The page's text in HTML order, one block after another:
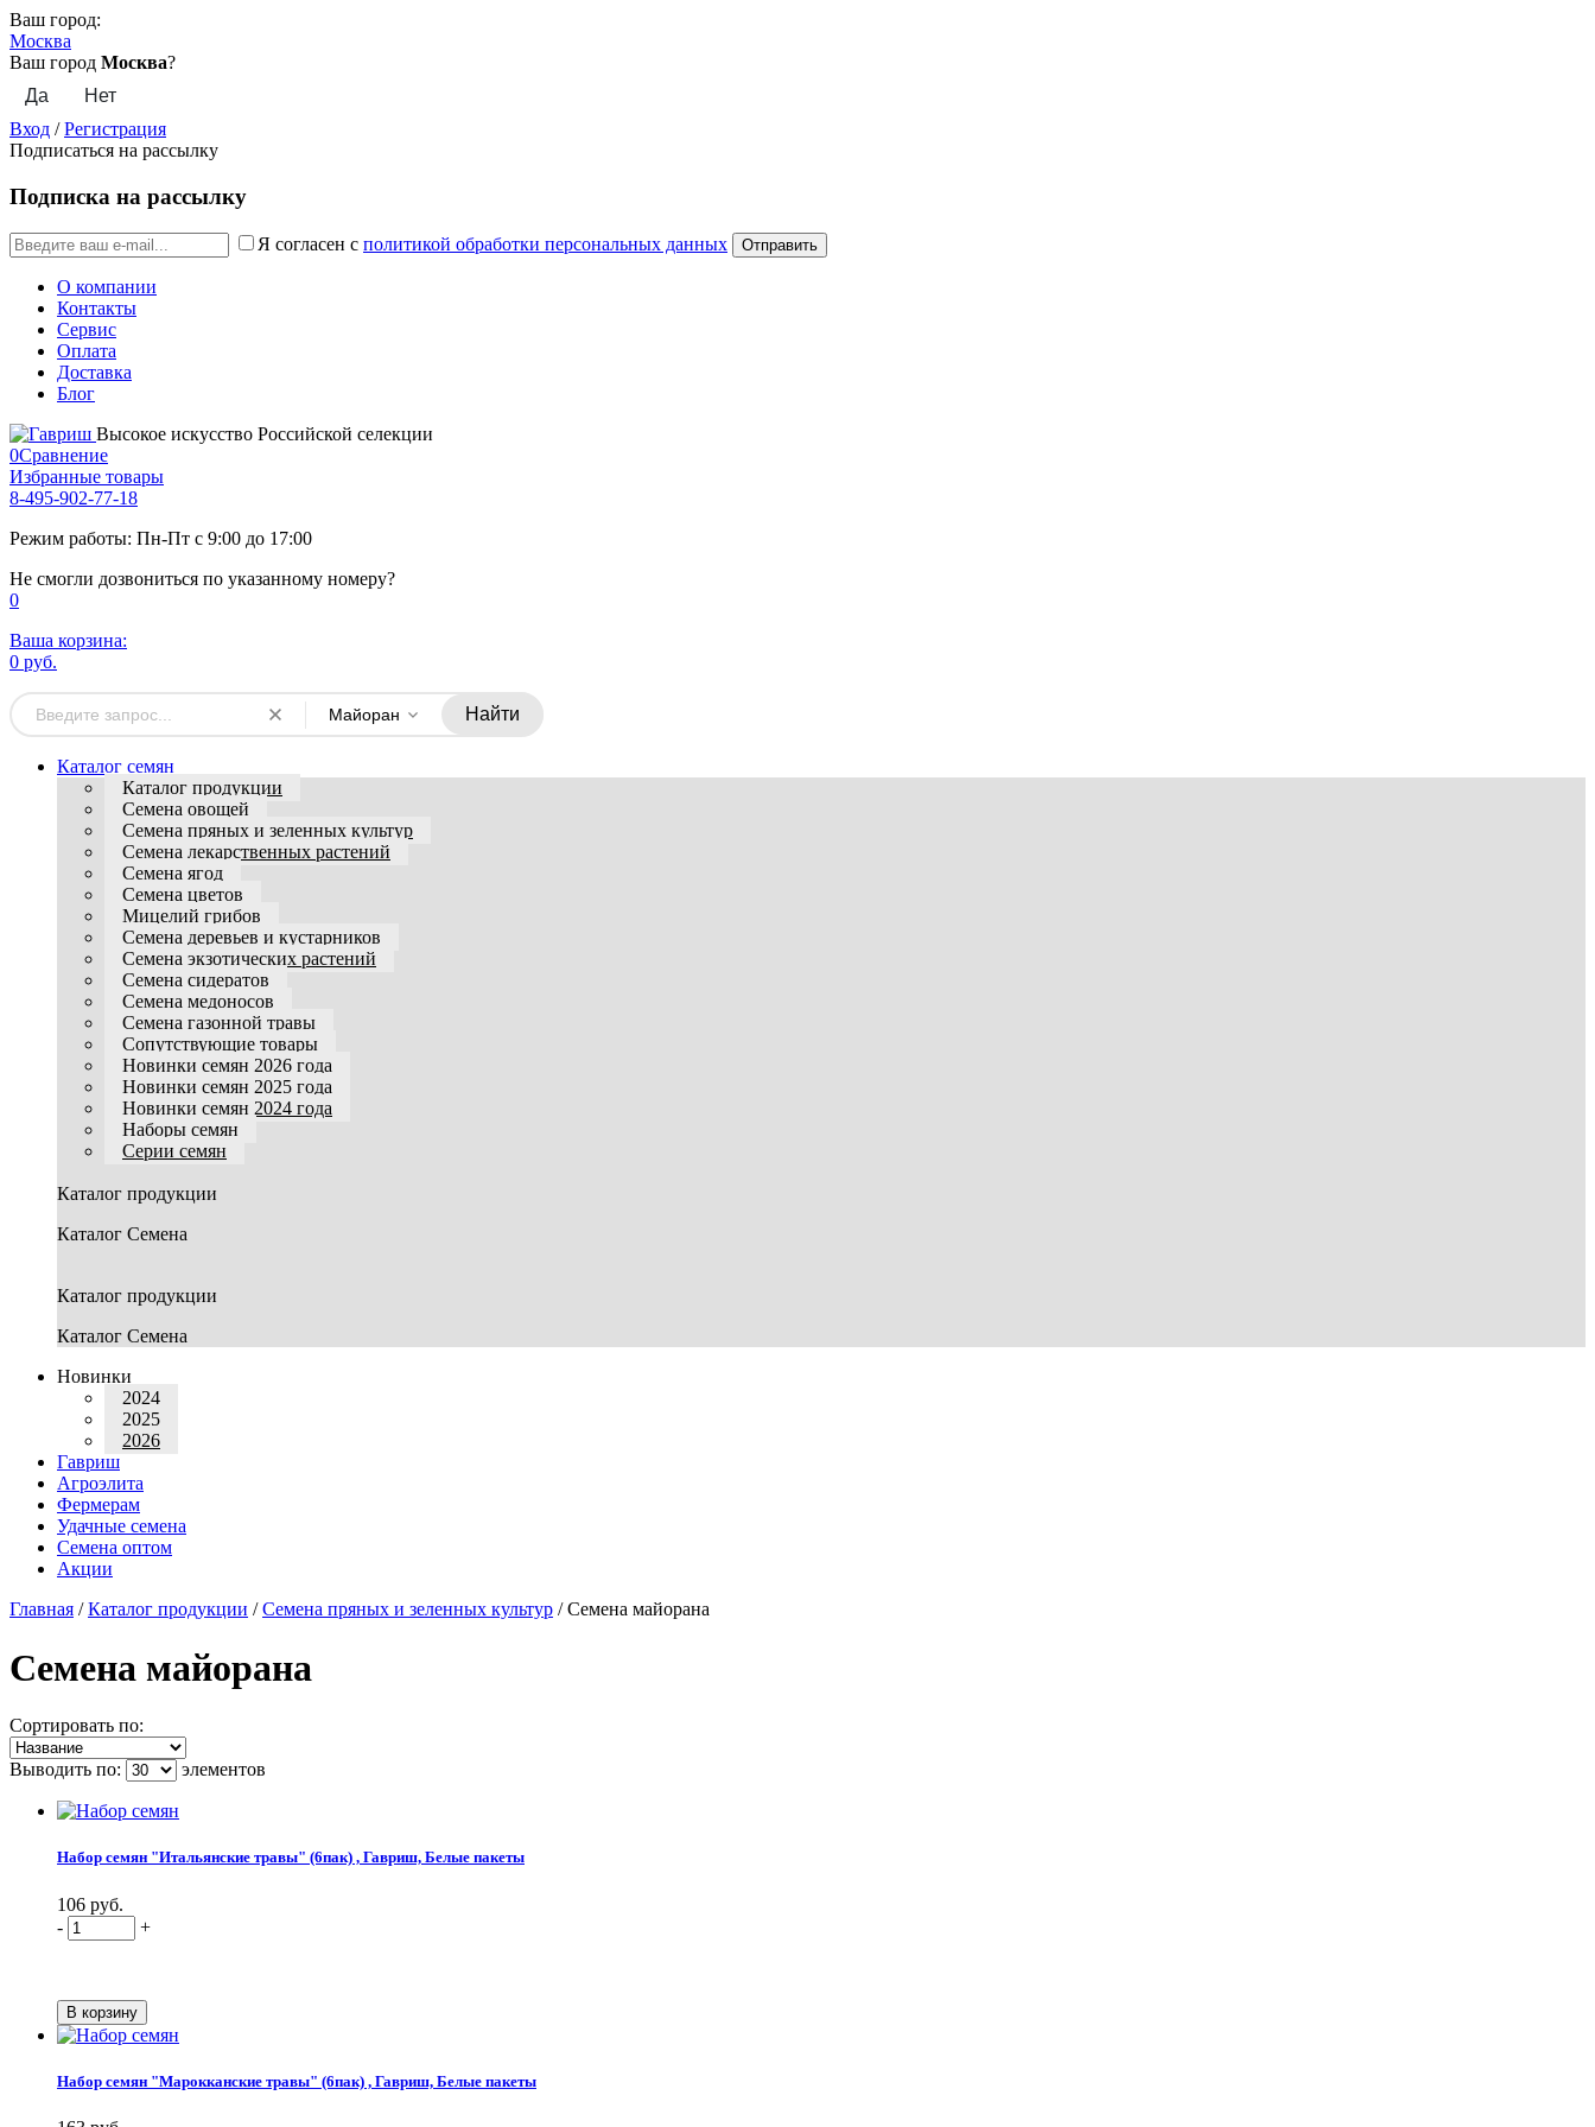
Ваш город:
Москва
Ваш город Москва?
Вход /Регистрация
Подписаться на рассылку
Подписка на рассылку
Я согласен с политикой обработки персональных данных
О компании
Контакты
Сервис
Оплата
Доставка
Блог
Высокое искусство Российской селекции
0Сравнение
Избранные товары
8-495-902-77-18
Режим работы: Пн-Пт с 9:00 до 17:00
Не смогли дозвониться по указанному номеру?
0
Ваша корзина:
0 руб.
Майоран Найти
Каталог семян
Каталог продукции
Семена овощей
Семена пряных и зеленных культур
Семена лекарственных растений
Семена ягод
Семена цветов
Мицелий грибов
Семена деревьев и кустарников
Семена экзотических растений
Семена сидератов
Семена медоносов
Семена газонной травы
Сопутствующие товары
Новинки семян 2026 года
Новинки семян 2025 года
Новинки семян 2024 года
Наборы семян
Серии семян
Каталог продукции
Каталог Семена
Каталог продукции
Каталог Семена
Новинки
2024
2025
2026
Гавриш
Агроэлита
Фермерам
Удачные семена
Семена оптом
Акции
Главная /Каталог продукции /Семена пряных и зеленных культур /Семена майорана
Семена майорана
Сортировать по:
Выводить по: элементов
Набор семян "Итальянские травы" (6пак) , Гавриш, Белые пакеты
106 руб.
-
+
Набор семян "Марокканские травы" (6пак) , Гавриш, Белые пакеты